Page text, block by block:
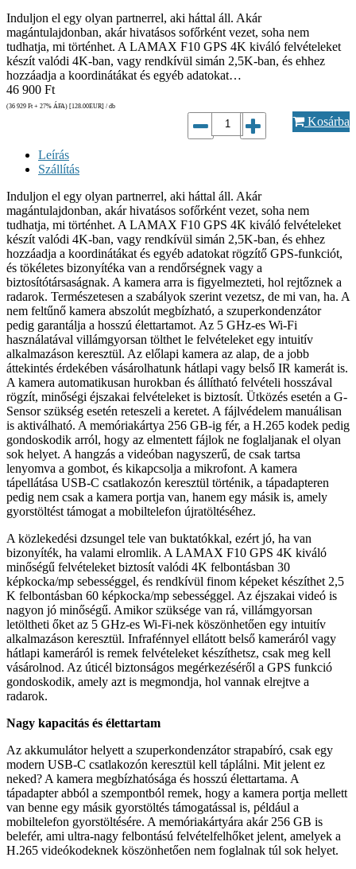
Induljon el egy olyan partnerrel, aki háttal áll. Akár
magántulajdonban, akár hivatásos sofőrként vezet, soha nem
tudhatja, mi történhet. A LAMAX F10 GPS 4K kiváló felvételeket
készít valódi 4K-ban, vagy rendkívül simán 2,5K-ban, és ehhez
hozzáadja a koordinátákat és egyéb adatokat…
46 900 Ft
(36 929 Ft + 27% ÁFA) [128.00EUR] / db
Kosárba
Leírás
Szállítás
Induljon el egy olyan partnerrel, aki háttal áll. Akár
magántulajdonban, akár hivatásos sofőrként vezet, soha nem
tudhatja, mi történhet. A LAMAX F10 GPS 4K kiváló felvételeket
készít valódi 4K-ban, vagy rendkívül simán 2,5K-ban, és ehhez
hozzáadja a koordinátákat és egyéb adatokat rögzítő GPS-funkciót,
és tökéletes bizonyítéka van a rendőrségnek vagy a
biztosítótársaságnak. A kamera arra is figyelmezteti, hol rejtőznek a
radarok. Természetesen a szabályok szerint vezetsz, de mi van, ha. A
nem feltűnő kamera abszolút megbízható, a szuperkondenzátor
pedig garantálja a hosszú élettartamot. Az 5 GHz-es Wi-Fi
használatával villámgyorsan tölthet le felvételeket egy intuitív
alkalmazáson keresztül. Az előlapi kamera az alap, de a jobb
áttekintés érdekében vásárolhatunk hátlapi vagy belső IR kamerát is.
A kamera automatikusan hurokban és állítható felvételi hosszával
rögzít, minőségi éjszakai felvételeket is biztosít. Ütközés esetén a G-
Sensor szükség esetén reteszeli a keretet. A fájlvédelem manuálisan
is aktiválható. A memóriakártya 256 GB-ig fér, a H.265 kodek pedig
gondoskodik arról, hogy az elmentett fájlok ne foglaljanak el olyan
sok helyet. A hangzás a videóban nagyszerű, de csak tartsa
lenyomva a gombot, és kikapcsolja a mikrofont. A kamera
tápellátása USB-C csatlakozón keresztül történik, a tápadapteren
pedig nem csak a kamera portja van, hanem egy másik is, amely
gyorstöltést támogat a mobiltelefon újratöltéséhez.
A közlekedési dzsungel tele van buktatókkal, ezért jó, ha van
bizonyíték, ha valami elromlik. A LAMAX F10 GPS 4K kiváló
minőségű felvételeket biztosít valódi 4K felbontásban 30
képkocka/mp sebességgel, és rendkívül finom képeket készíthet 2,5
K felbontásban 60 képkocka/mp sebességgel. Az éjszakai videó is
nagyon jó minőségű. Amikor szüksége van rá, villámgyorsan
letöltheti őket az 5 GHz-es Wi-Fi-nek köszönhetően egy intuitív
alkalmazáson keresztül. Infrafénnyel ellátott belső kameráról vagy
hátlapi kameráról is remek felvételeket készíthetsz, csak meg kell
vásárolnod. Az úticél biztonságos megérkezéséről a GPS funkció
gondoskodik, amely azt is megmondja, hol vannak elrejtve a
radarok.
Nagy kapacitás és élettartam
Az akkumulátor helyett a szuperkondenzátor strapabíró, csak egy
modern USB-C csatlakozón keresztül kell táplálni. Mit jelent ez
neked? A kamera megbízhatósága és hosszú élettartama. A
tápadapter abból a szempontból remek, hogy a kamera portja mellett
van benne egy másik gyorstöltés támogatással is, például a
mobiltelefon gyorstöltésére. A memóriakártyára akár 256 GB is
belefér, ami ultra-nagy felbontású felvételfelhőket jelent, amelyek a
H.265 videókodeknek köszönhetően nem foglalnak túl sok helyet.